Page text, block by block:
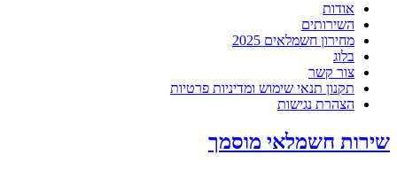
אודות
השירותים
מחירון חשמלאים 2025
בלוג
צור קשר
תקנון תנאי שימוש ומדיניות פרטיות
הצהרת נגישות
שירות חשמלאי מוסמך